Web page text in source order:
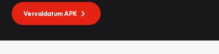
Vervaldatum APK